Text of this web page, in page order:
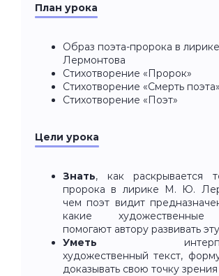
План урока
Образ поэта-пророка в
Лермонтова
Стихотворение «Пророк»
Стихотворение «Смерть поэта»
Стихотворение «Поэт»
Цели урока
Знать, как раскрывается
пророка в лирике М. Ю.
чем поэт видит
какие художественные
помогают автору развивать
Уметь
художественный текст,
доказывать свою точку зрения